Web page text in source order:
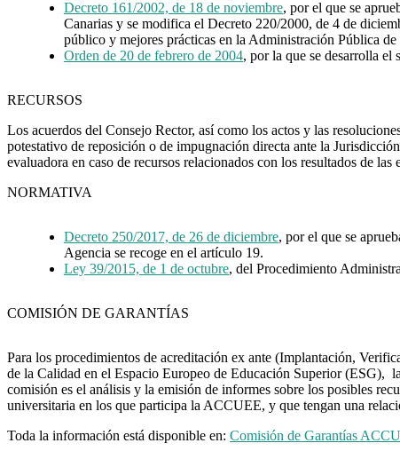
Decreto 161/2002, de 18 de noviembre, por el que se
Canarias y se modifica el Decreto 220/2000, de 4 de
público y mejores prácticas en la Administración Pública
Orden de 20 de febrero de 2004, por la que se desarrolla el
RECURSOS
Los acuerdos del Consejo Rector, así como los actos y las
potestativo de reposición o de impugnación directa ante la
evaluadora en caso de recursos relacionados con los resultados de las
NORMATIVA
Decreto 250/2017, de 26 de diciembre, por el que se
Agencia se recoge en el artículo 19.
Ley 39/2015, de 1 de octubre, del Procedimiento
COMISIÓN DE GARANTÍAS
Para los procedimientos de acreditación ex ante (Implantación,
de la Calidad en el Espacio Europeo de Educación Superior (ESG),
comisión es el análisis y la emisión de informes sobre los posibles
universitaria en los que participa la ACCUEE, y que tengan una
Toda la información está disponible en: Comisión de Garantías